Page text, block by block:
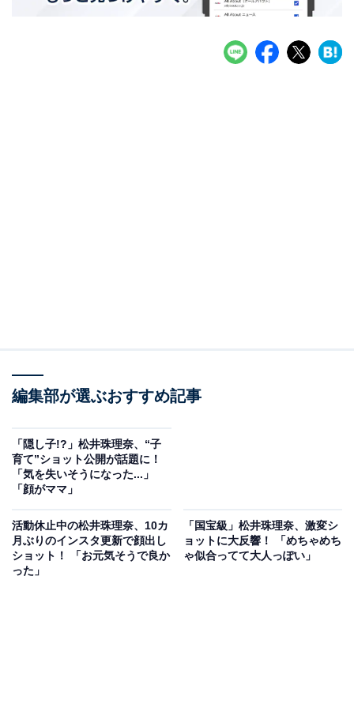
編集部が選ぶおすすめ記事
「隠し子!?」松井珠理奈、“子
育て”ショット公開が話題に！
「気を失いそうになった...」
「顔がママ」
活動休止中の松井珠理奈、10カ
月ぶりのインスタ更新で顔出し
ショット！ 「お元気そうで良か
った」
「国宝級」松井珠理奈、激変シ
ョットに大反響！ 「めちゃめち
ゃ似合ってて大人っぽい」